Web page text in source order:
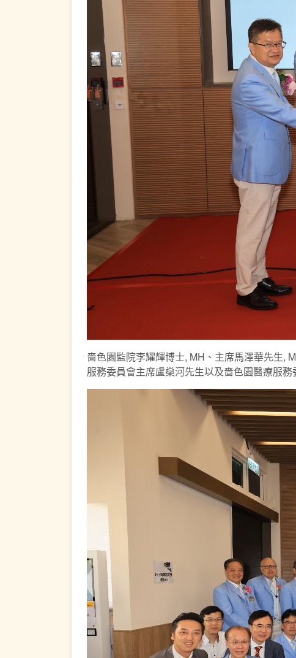
嗇色園監院李耀輝博士, MH、主席馬澤華先生,
服務委員會主席盧燊河先生以及嗇色園醫療服